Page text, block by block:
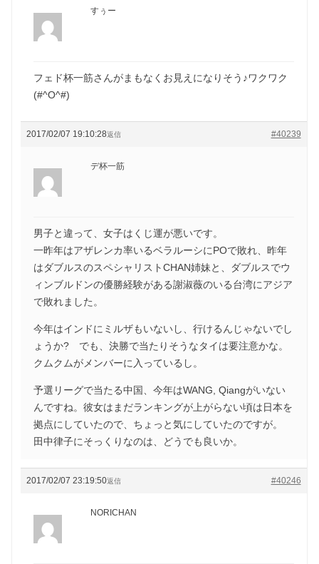
すぅー
フェド杯一筋さんがまもなくお見えになりそう♪ワクワク
(#^O^#)
2017/02/07 19:10:28 #40239
返信
デ杯一筋
男子と違って、女子はくじ運が悪いです。
一昨年はアザレンカ率いるベラルーシにPOで敗れ、昨年
はダブルスのスペシャリストCHAN姉妹と、ダブルスでウ
ィンブルドンの優勝経験がある謝淑薇のいる台湾にアジア
で敗れました。
今年はインドにミルザもいないし、行けるんじゃないでし
ょうか? でも、決勝で当たりそうなタイは要注意かな。
クムクムがメンバーに入っているし。
予選リーグで当たる中国、今年はWANG, Qiangがいない
んですね。彼女はまだランキングが上がらない頃は日本を
拠点にしていたので、ちょっと気にしていたのですが。
田中律子にそっくりなのは、どうでも良いか。
2017/02/07 23:19:50 #40246
返信
NORICHAN